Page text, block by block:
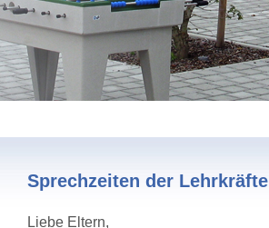
Sprechzeiten der Lehrkräfte
Liebe Eltern,